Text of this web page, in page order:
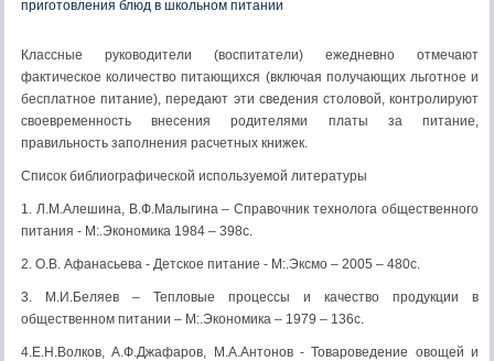
приготовления блюд в школьном питании
Классные руководители (воспитатели) ежедневно отмечают
фактическое количество питающихся (включая получающих льготное и
бесплатное питание), передают эти сведения столовой, контролируют
своевременность внесения родителями платы за питание,
правильность заполнения расчетных книжек.
Список библиографической используемой литературы
1. Л.М.Алешина, В.Ф.Малыгина – Справочник технолога общественного
питания - М:.Экономика 1984 – 398с.
2. О.В. Афанасьева - Детское питание - М:.Эксмо – 2005 – 480с.
3. М.И.Беляев – Тепловые процессы и качество продукции в
общественном питании – М:.Экономика – 1979 – 136с.
4.Е.Н.Волков, А.Ф.Джафаров, М.А.Антонов - Товароведение овощей и